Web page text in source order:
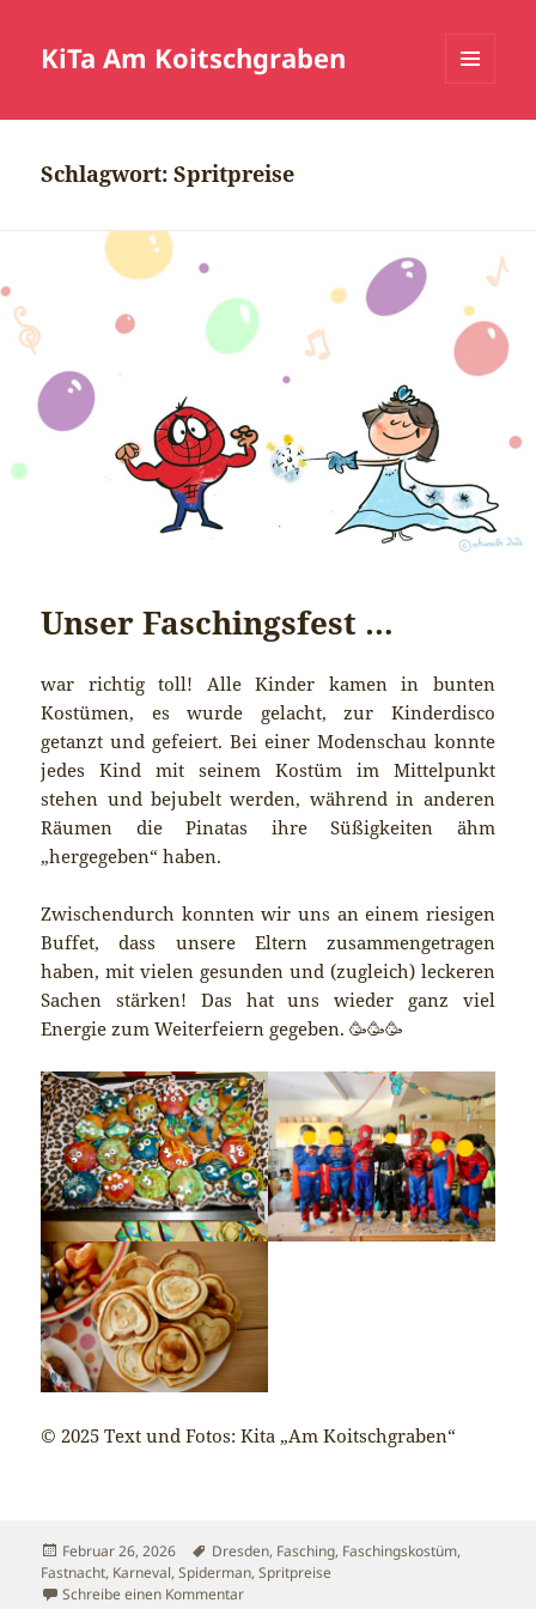
KiTa Am Koitschgraben
Schlagwort:Spritpreise
Unser Faschingsfest …
war richtig toll! Alle Kinder kamen in bunten
Kostümen, es wurde gelacht, zur Kinderdisco
getanzt und gefeiert. Bei einer Modenschau konnte
jedes Kind mit seinem Kostüm im Mittelpunkt
stehen und bejubelt werden, während in anderen
Räumen die Pinatas ihre Süßigkeiten ähm
„hergegeben“ haben.
Zwischendurch konnten wir uns an einem riesigen
Buffet, dass unsere Eltern zusammengetragen
haben, mit vielen gesunden und (zugleich) leckeren
Sachen stärken! Das hat uns wieder ganz viel
Energie zum Weiterfeiern gegeben. 🥳🥳🥳
© 2025 Text und Fotos: Kita „Am Koitschgraben“
Veröffentlicht
am
Februar 26, 2026 Schlagwörter
Dresden, Fasching, Faschingskostüm,
Fastnacht, Karneval,Spiderman,Spritpreise
Schreibe einen Kommentarzu Unser Faschingsfest …